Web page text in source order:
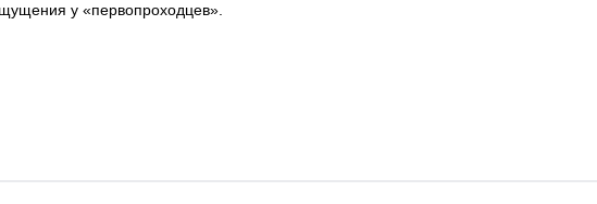
у «первопроходцев».